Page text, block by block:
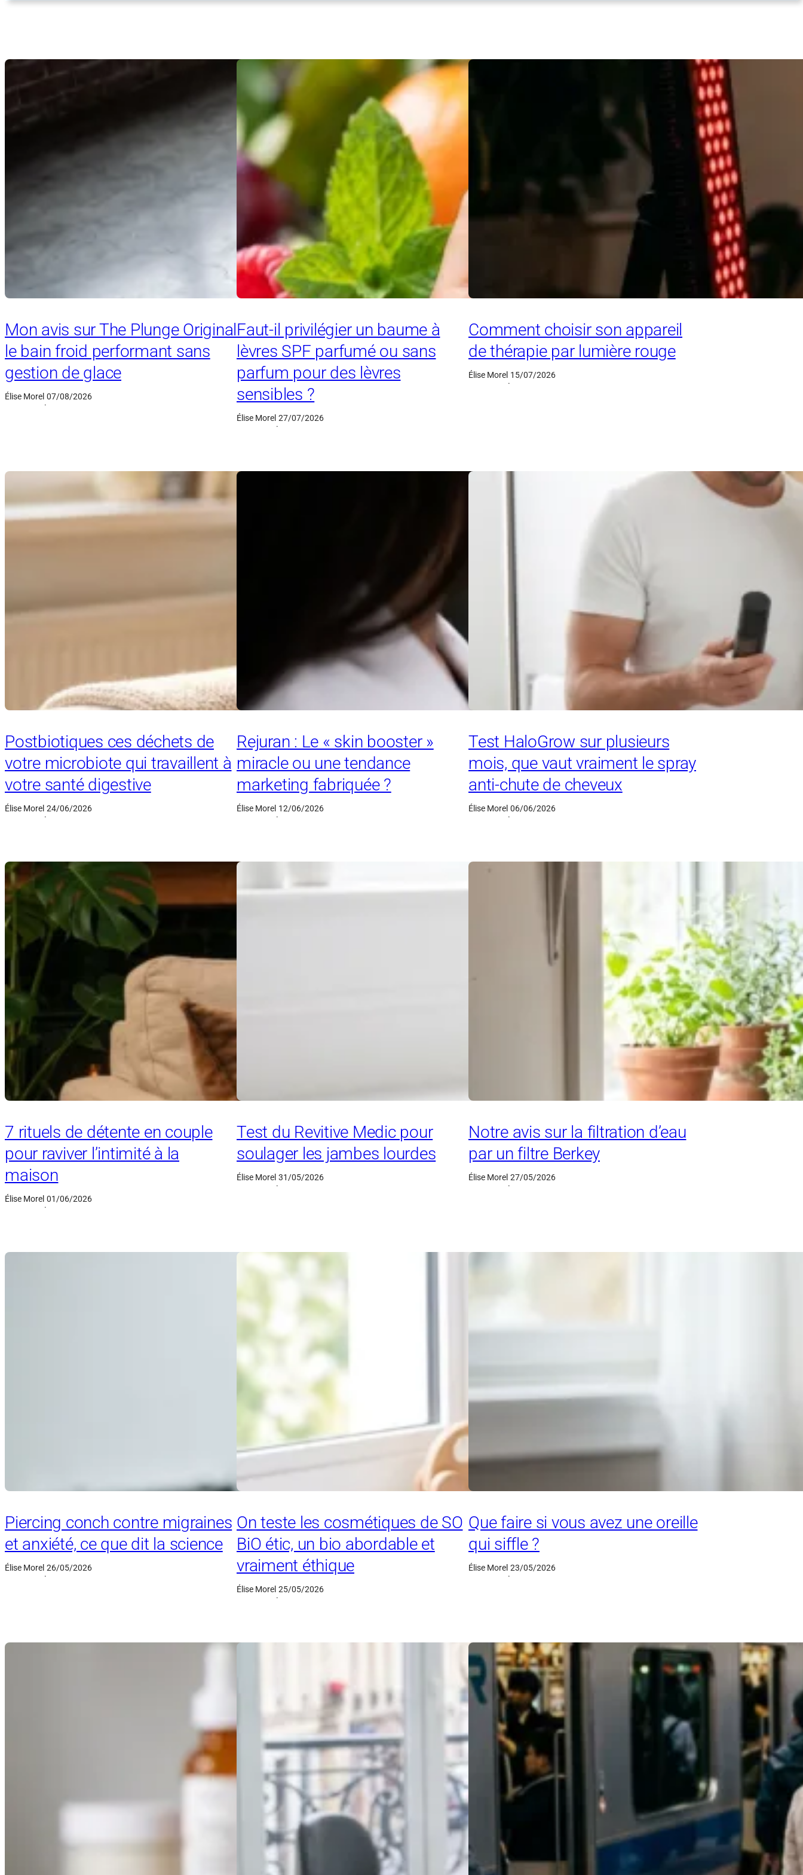
Mon avis sur The Plunge Original
le bain froid performant sans
gestion de glace
Élise Morel
·
07/08/2026
Faut-il privilégier un baume à
lèvres SPF parfumé ou sans
parfum pour des lèvres
sensibles ?
Élise Morel
·
27/07/2026
Comment choisir son appareil
de thérapie par lumière rouge
Élise Morel
·
15/07/2026
Postbiotiques ces déchets de
votre microbiote qui travaillent à
votre santé digestive
Élise Morel
·
24/06/2026
Rejuran : Le « skin booster »
miracle ou une tendance
marketing fabriquée ?
Élise Morel
·
12/06/2026
Test HaloGrow sur plusieurs
mois, que vaut vraiment le spray
anti-chute de cheveux
Élise Morel
·
06/06/2026
7 rituels de détente en couple
pour raviver l’intimité à la
maison
Élise Morel
·
01/06/2026
Test du Revitive Medic pour
soulager les jambes lourdes
Élise Morel
·
31/05/2026
Notre avis sur la filtration d’eau
par un filtre Berkey
Élise Morel
·
27/05/2026
Piercing conch contre migraines
et anxiété, ce que dit la science
Élise Morel
·
26/05/2026
On teste les cosmétiques de SO
BiO étic, un bio abordable et
vraiment éthique
Élise Morel
·
25/05/2026
Que faire si vous avez une oreille
qui siffle ?
Élise Morel
·
23/05/2026